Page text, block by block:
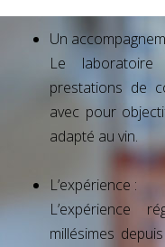
Un
Le
prestations de
avec pour
adapté au vin.
L’expérience :
L’expérience
millésimes